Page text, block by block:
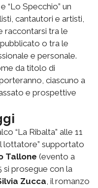
“Lo Specchio” un
cantautori e artisti,
raccontarsi tra le
o tra le
e personale.
da titolo di
ciascuno a
e prospettive
“La Ribalta” alle 11
lottatore” supportato
Tallone (evento a
si prosegue con la
Zucca, il romanzo